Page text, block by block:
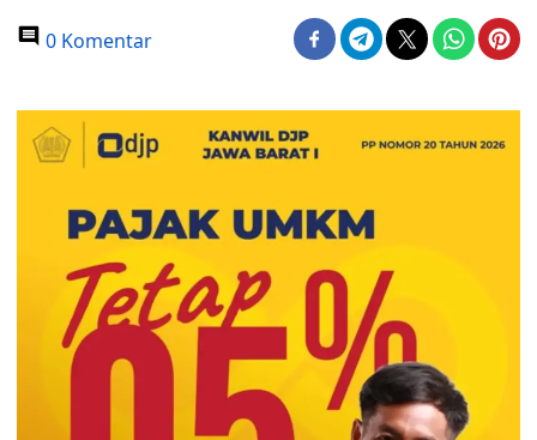
0 Komentar